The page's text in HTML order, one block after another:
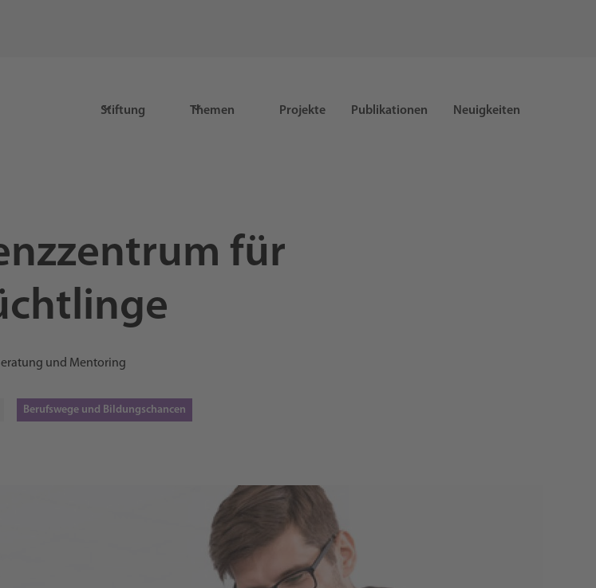
Stiftung Themen Projekte Publikationen Neuigkeiten
für
und Mentoring
Berufswege und Bildungschancen